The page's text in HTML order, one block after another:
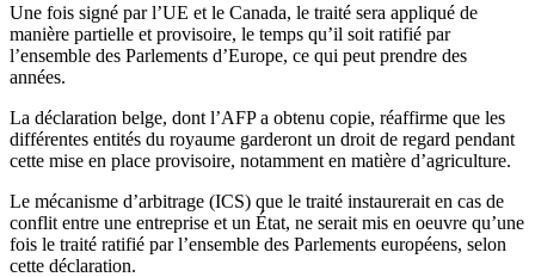
Une fois signé par l’UE et le Canada, le traité sera appliqué de
manière partielle et provisoire, le temps qu’il soit ratifié par
l’ensemble des Parlements d’Europe, ce qui peut prendre des
années.
La déclaration belge, dont l’AFP a obtenu copie, réaffirme que les
différentes entités du royaume garderont un droit de regard pendant
cette mise en place provisoire, notamment en matière d’agriculture.
Le mécanisme d’arbitrage (ICS) que le traité instaurerait en cas de
conflit entre une entreprise et un État, ne serait mis en oeuvre qu’une
fois le traité ratifié par l’ensemble des Parlements européens, selon
cette déclaration.